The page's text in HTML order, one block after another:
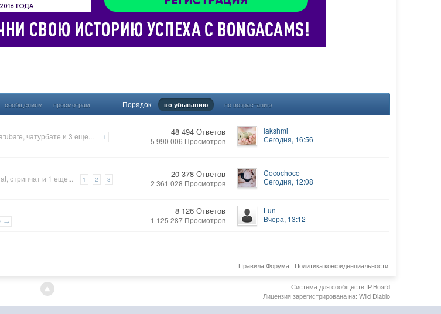
сообщениям просмотрам Порядок по убыванию по возрастанию
,чатурбате и 3 еще...
1
48 494 Ответов
5 990 006 Просмотров
lakshmi
Сегодня, 16:56
,стрипчат и 1 еще... 1 2
3
20 378 Ответов
2 361 028 Просмотров
Cocochoco
Сегодня, 12:08
→
8 126 Ответов
1 125 287 Просмотров
Lun
Вчера, 13:12
Политика конфиденциальности
Правила Форума·
Система для сообществ IP.Board
Лицензия зарегистрирована на: Wild Diablo